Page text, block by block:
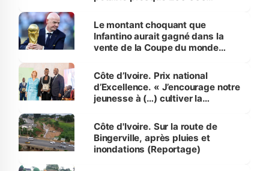
Le montant choquant que
Infantino aurait gagné dans la
vente de la Coupe du monde
Côte d’Ivoire. Prix national
d’Excellence. « J’encourage notre
jeunesse à (…) cultiver la
(Alassane Ouattara
Côte d'Ivoire. Sur la route de
Bingerville, après pluies et
inondations (Reportage)